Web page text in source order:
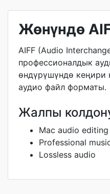
Жөнүндө
AIFF (Audio
профессионалдык
өндүрүшүндө кеңири
аудио файл форматы.
Жалпы
Mac audio editing
Professional
Lossless audio